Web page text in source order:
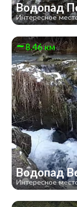
Водопад
Интересное
8.46 км
Водопад
Интересное